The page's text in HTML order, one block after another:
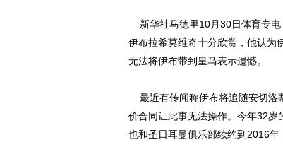
新华社马德里10月30日体育专
伊布拉希莫维奇十分欣赏，他认为
无法将伊布带到皇马表示遗憾。
最近有传闻称伊布将追随安切洛
价合同让此事无法操作。今年32
也和圣日耳曼俱乐部续约到2016年